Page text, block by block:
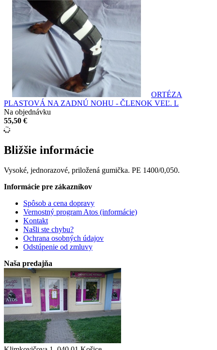
ORTÉZA
PLASTOVÁ NA ZADNÚ NOHU - ČLENOK VEĽ. L
Na objednávku
55,50 €
Bližšie informácie
Vysoké, jednorazové, priložená gumička. PE 1400/0,050.
Informácie pre zákazníkov
Spôsob a cena dopravy
Vernostný program Atos (informácie)
Kontakt
Našli ste chybu?
Ochrana osobných údajov
Odstúpenie od zmluvy
Naša predajňa